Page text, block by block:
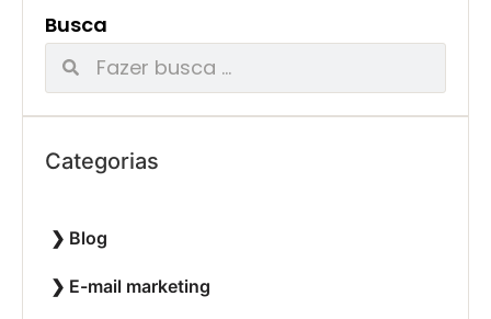
Busca
Categorias
Blog
E-mail marketing